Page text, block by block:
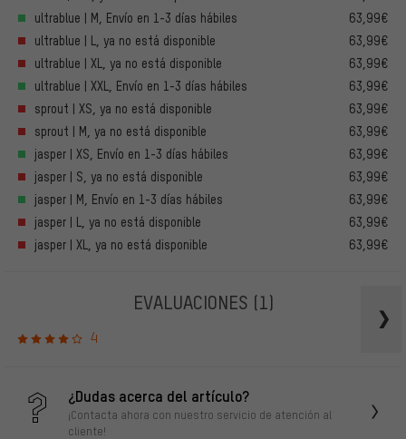
ultrablue | M, Envío en 1-3 días hábiles
63,99€
ultrablue | L, ya no está disponible
63,99€
ultrablue | XL, ya no está disponible
63,99€
ultrablue | XXL, Envío en 1-3 días hábiles
63,99€
sprout | XS, ya no está disponible
63,99€
sprout | M, ya no está disponible
63,99€
jasper | XS, Envío en 1-3 días hábiles
63,99€
jasper | S, ya no está disponible
63,99€
jasper | M, Envío en 1-3 días hábiles
63,99€
jasper | L, ya no está disponible
63,99€
jasper | XL, ya no está disponible
63,99€
EVALUACIONES (1)
4
¿Dudas acerca del artículo?
¡Contacta ahora con nuestro servicio de atención al
cliente!